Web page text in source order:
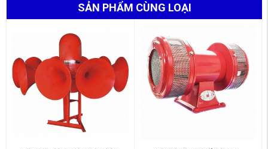
SẢN PHẨM CÙNG LOẠI